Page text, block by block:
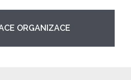
ORGANIZACE